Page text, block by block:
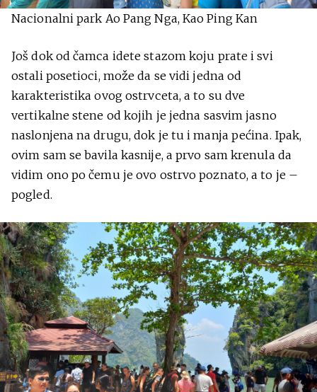
Nacionalni park Ao Pang Nga, Kao Ping Kan
Još dok od čamca idete stazom koju prate i svi
ostali posetioci, može da se vidi jedna od
karakteristika ovog ostrvceta, a to su dve
vertikalne stene od kojih je jedna sasvim jasno
naslonjena na drugu, dok je tu i manja pećina. Ipak,
ovim sam se bavila kasnije, a prvo sam krenula da
vidim ono po čemu je ovo ostrvo poznato, a to je –
pogled.